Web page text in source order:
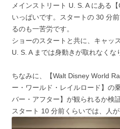
メインストリート U. S. A にある
いっぱいです。スタートの 30 分
るのも一苦労です。
ショーのスタートと共に、キャッ
U. S. A までは身動きが取れなくな
ちなみに、【Walt Disney World
ー・ワールド・レイルロード】の
バー・アフター】が観られるか検
スタート 10 分前くらいでは、人が